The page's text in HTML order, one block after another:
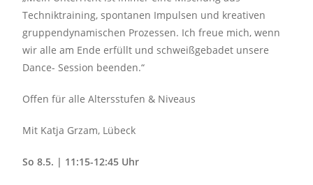
Techniktraining, spontanen Impulsen und kreativen
gruppendynamischen Prozessen. Ich freue mich, wenn
wir alle am Ende erfüllt und schweißgebadet unsere
Dance- Session beenden.“
Offen für alle Altersstufen & Niveaus
Mit Katja Grzam, Lübeck
So 8.5. | 11:15-12:45 Uhr